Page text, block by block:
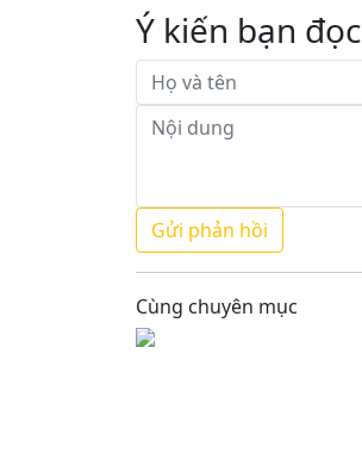
Ý kiến bạn đọc
Cùng chuyên mục